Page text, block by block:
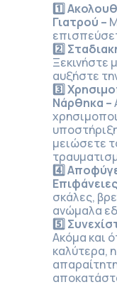
1️⃣
Γιατρού –
2️⃣
Ξεκινήστε
αυξήστε
3️⃣
Νάρθηκα –
μειώσετε
4️⃣
σκάλες,
ανώμαλα
5️⃣
Ακόμα και
καλύτερα,